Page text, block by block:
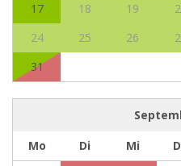
17
18 19
24
25 26
31
Mo
Di Mi